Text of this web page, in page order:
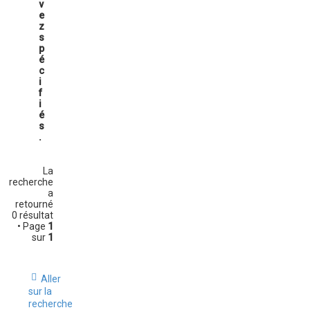
v
e
z
s
p
é
c
i
f
i
é
s
.
La
recherche
a
retourné
0 résultat
• Page 1
sur 1
Aller
sur la
recherche